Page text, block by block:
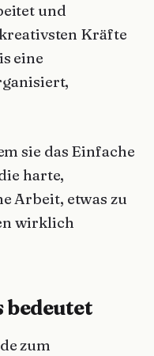
und
Kräfte
eine
sie das Einfache
harte,
Arbeit, etwas zu
wirklich
bedeutet
zum